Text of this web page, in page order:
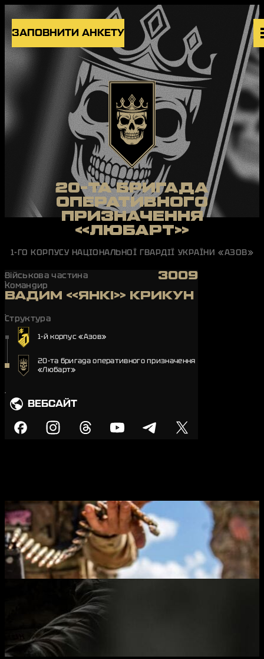
ЗАПОВНИТИ АНКЕТУ
ПІДРОЗДІЛИ
UK EN
20-ТА БРИГАДА
ОПЕРАТИВНОГО
ПРИЗНАЧЕННЯ
«ЛЮБАРТ»
1-ГО КОРПУСУ НАЦІОНАЛЬНОЇ ГВАРДІЇ УКРАЇНИ «АЗОВ»
Військова частина 3009
Командир
ВАДИМ «ЯНКІ» КРИКУН
Структура
1-й корпус «Азов»
20-та бригада оперативного призначення
«Любарт»
ВЕБСАЙТ